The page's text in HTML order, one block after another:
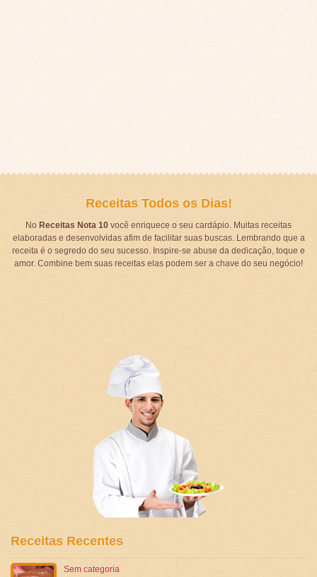
Receitas Todos os Dias!
No Receitas Nota 10você enriquece o seu cardápio. Muitas receitas
elaboradas e desenvolvidas afim de facilitar suas buscas. Lembrando que a
receita é o segredo do seu sucesso. Inspire-se abuse da dedicação, toque e
amor. Combine bem suas receitas elas podem ser a chave do seu negócio!
Receitas Recentes
Sem categoria